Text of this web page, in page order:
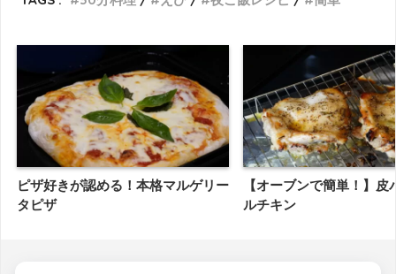
ピザ好きが認める！本格マルゲリー
タピザ
【オーブンで簡単！】皮
ルチキン